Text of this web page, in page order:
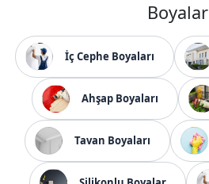
Boyalar
İç Cephe Boyaları
Ahşap Boyaları
Tavan Boyaları